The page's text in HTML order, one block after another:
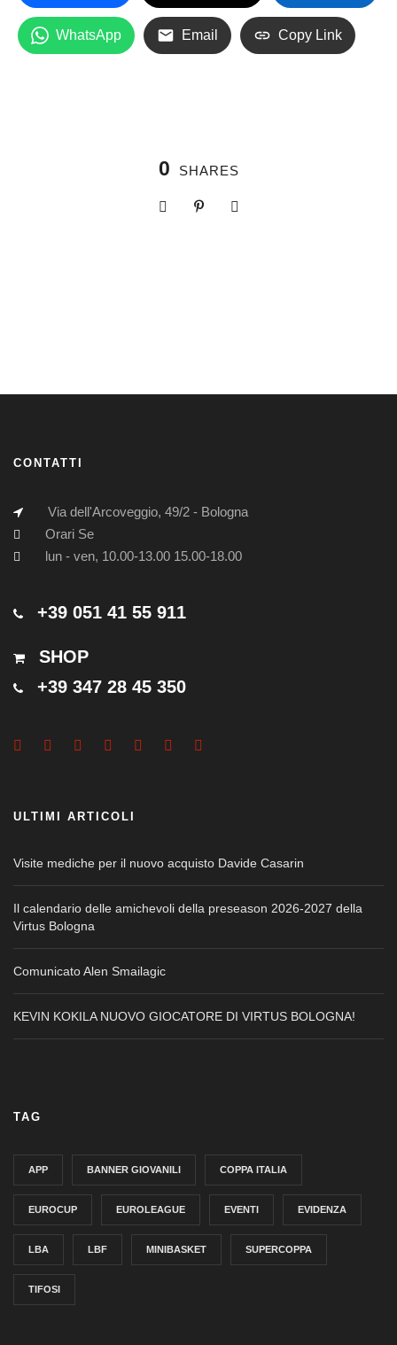
WhatsApp Email Copy Link
0 SHARES
CONTATTI
Via dell'Arcoveggio, 49/2 - Bologna
Orari Se
lun - ven, 10.00-13.00 15.00-18.00
+39 051 41 55 911
SHOP
+39 347 28 45 350
ULTIMI ARTICOLI
Visite mediche per il nuovo acquisto Davide Casarin
Il calendario delle amichevoli della preseason 2026-2027 della
Virtus Bologna
Comunicato Alen Smailagic
KEVIN KOKILA NUOVO GIOCATORE DI VIRTUS BOLOGNA!
TAG
APP BANNER GIOVANILI COPPA ITALIA
EUROCUP EUROLEAGUE EVENTI EVIDENZA
LBA LBF MINIBASKET SUPERCOPPA
TIFOSI